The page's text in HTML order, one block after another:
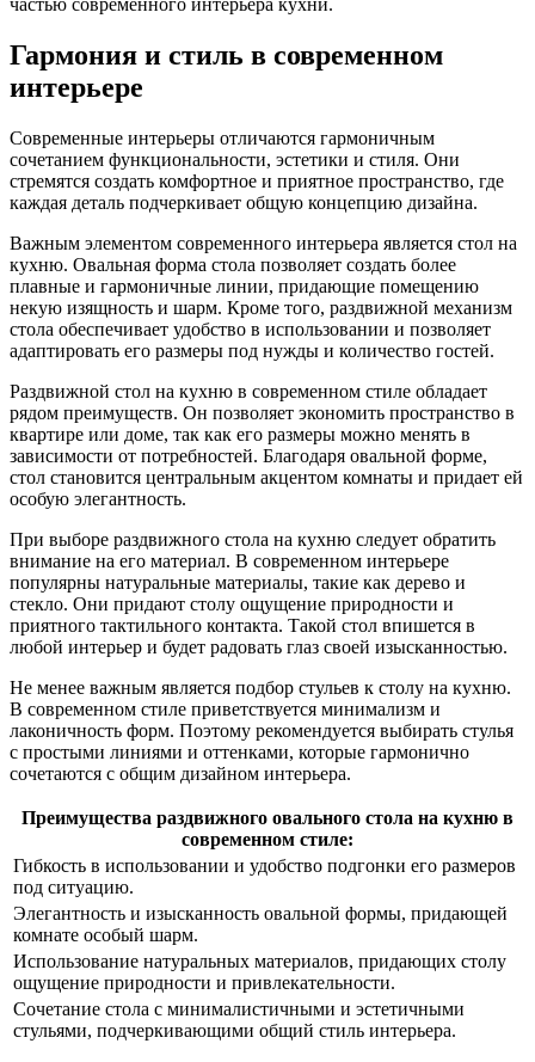
Гармония и стиль в современном
интерьере
Современные интерьеры отличаются гармоничным
сочетанием функциональности, эстетики и стиля. Они
стремятся создать комфортное и приятное пространство, где
каждая деталь подчеркивает общую концепцию дизайна.
Важным элементом современного интерьера является стол на
кухню. Овальная форма стола позволяет создать более
плавные и гармоничные линии, придающие помещению
некую изящность и шарм. Кроме того, раздвижной механизм
стола обеспечивает удобство в использовании и позволяет
адаптировать его размеры под нужды и количество гостей.
Раздвижной стол на кухню в современном стиле обладает
рядом преимуществ. Он позволяет экономить пространство в
квартире или доме, так как его размеры можно менять в
зависимости от потребностей. Благодаря овальной форме,
стол становится центральным акцентом комнаты и придает ей
особую элегантность.
При выборе раздвижного стола на кухню следует обратить
внимание на его материал. В современном интерьере
популярны натуральные материалы, такие как дерево и
стекло. Они придают столу ощущение природности и
приятного тактильного контакта. Такой стол впишется в
любой интерьер и будет радовать глаз своей изысканностью.
Не менее важным является подбор стульев к столу на кухню.
В современном стиле приветствуется минимализм и
лаконичность форм. Поэтому рекомендуется выбирать стулья
с простыми линиями и оттенками, которые гармонично
сочетаются с общим дизайном интерьера.
Преимущества раздвижного овального стола на кухню в
современном стиле:
Гибкость в использовании и удобство подгонки его размеров
под ситуацию.
Элегантность и изысканность овальной формы, придающей
комнате особый шарм.
Использование натуральных материалов, придающих столу
ощущение природности и привлекательности.
Сочетание стола с минималистичными и эстетичными
стульями, подчеркивающими общий стиль интерьера.